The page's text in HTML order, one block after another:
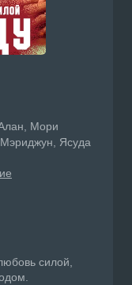
Мори
Ясуда
силой,